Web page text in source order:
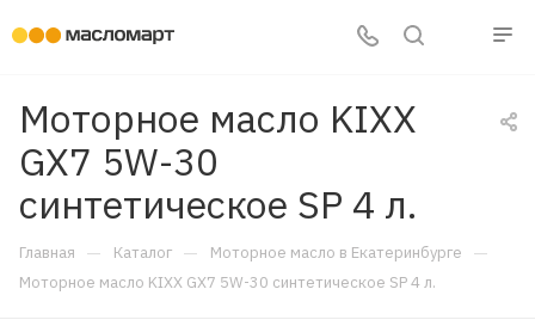
Моторное масло KIXX
GX7 5W-30
синтетическое SP 4 л.
Главная — Каталог — Моторное масло в Екатеринбурге —
Моторное масло KIXX GX7 5W-30 синтетическое SP 4 л.